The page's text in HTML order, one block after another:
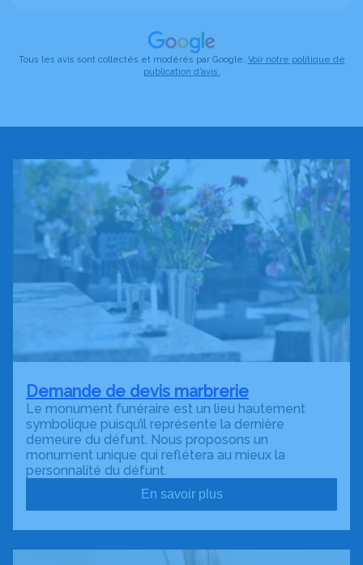
Tous les avis sont collectés et modérés par Google. Voir notre politique de
publication d’avis.
Demande de devis marbrerie
Le monument funéraire est un lieu hautement
symbolique puisqu’il représente la dernière
demeure du défunt. Nous proposons un
monument unique qui reflétera au mieux la
personnalité du défunt.
En savoir plus